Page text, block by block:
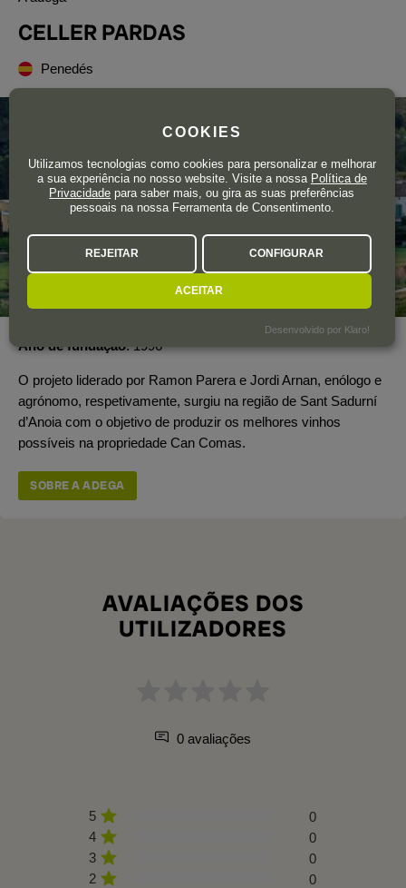
CELLER PARDAS
Penedés
Ano de fundação 1996
O projeto liderado por Ramon Parera e Jordi Arnan, enólogo e
agrónomo, respetivamente, surgiu na região de Sant Sadurní
d’Anoia com o objetivo de produzir os melhores vinhos
possíveis na propriedade Can Comas.
SOBRE A ADEGA
AVALIAÇÕES DOS
UTILIZADORES
0 avaliações
5
0
4
0
3
0
2
0
COOKIES
Utilizamos tecnologias como cookies para personalizar e melhorar
a sua experiência no nosso website. Visite a nossa Política de
Privacidade para saber mais, ou gira as suas preferências
pessoais na nossa Ferramenta de Consentimento.
REJEITAR CONFIGURAR
ACEITAR
Desenvolvido por Klaro!